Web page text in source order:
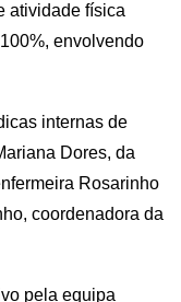
atividade física
envolvendo
internas de
Dores, da
Rosarinho
coordenadora da
pela equipa